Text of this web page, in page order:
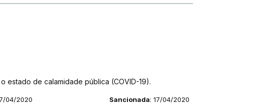
estado de calamidade pública (COVID-19).
04/2020 Sancionada: 17/04/2020